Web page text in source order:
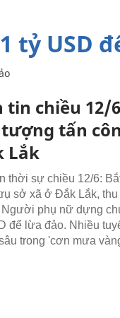
tỷ USD
tin chiều 12/
tấn
Lắk
thời sự chiều 12/6:
sở xã ở Đắk Lắk,
phụ nữ dựng
để lừa đảo. Nhiều
trong 'cơn mưa